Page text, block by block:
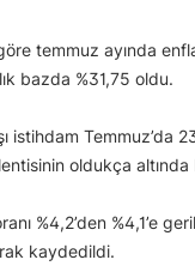
temmuz ayında
bazda %31,75 oldu.
istihdam Temmuz’da
oldukça altında
%4,2’den %4,1’e
kaydedildi.